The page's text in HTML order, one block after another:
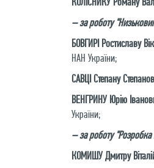
– за роботу
БОВГИРІ Ростиславу
НАН України;
САВЦІ Степану
ВЕНГРИНУ Юрію
України;
– за роботу
КОМИШУ Дмитру